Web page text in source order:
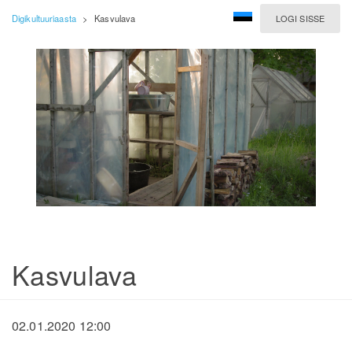
LOGI SISSE
Digikultuuriaasta > Kasvulava
Kasvulava
02.01.2020 12:00